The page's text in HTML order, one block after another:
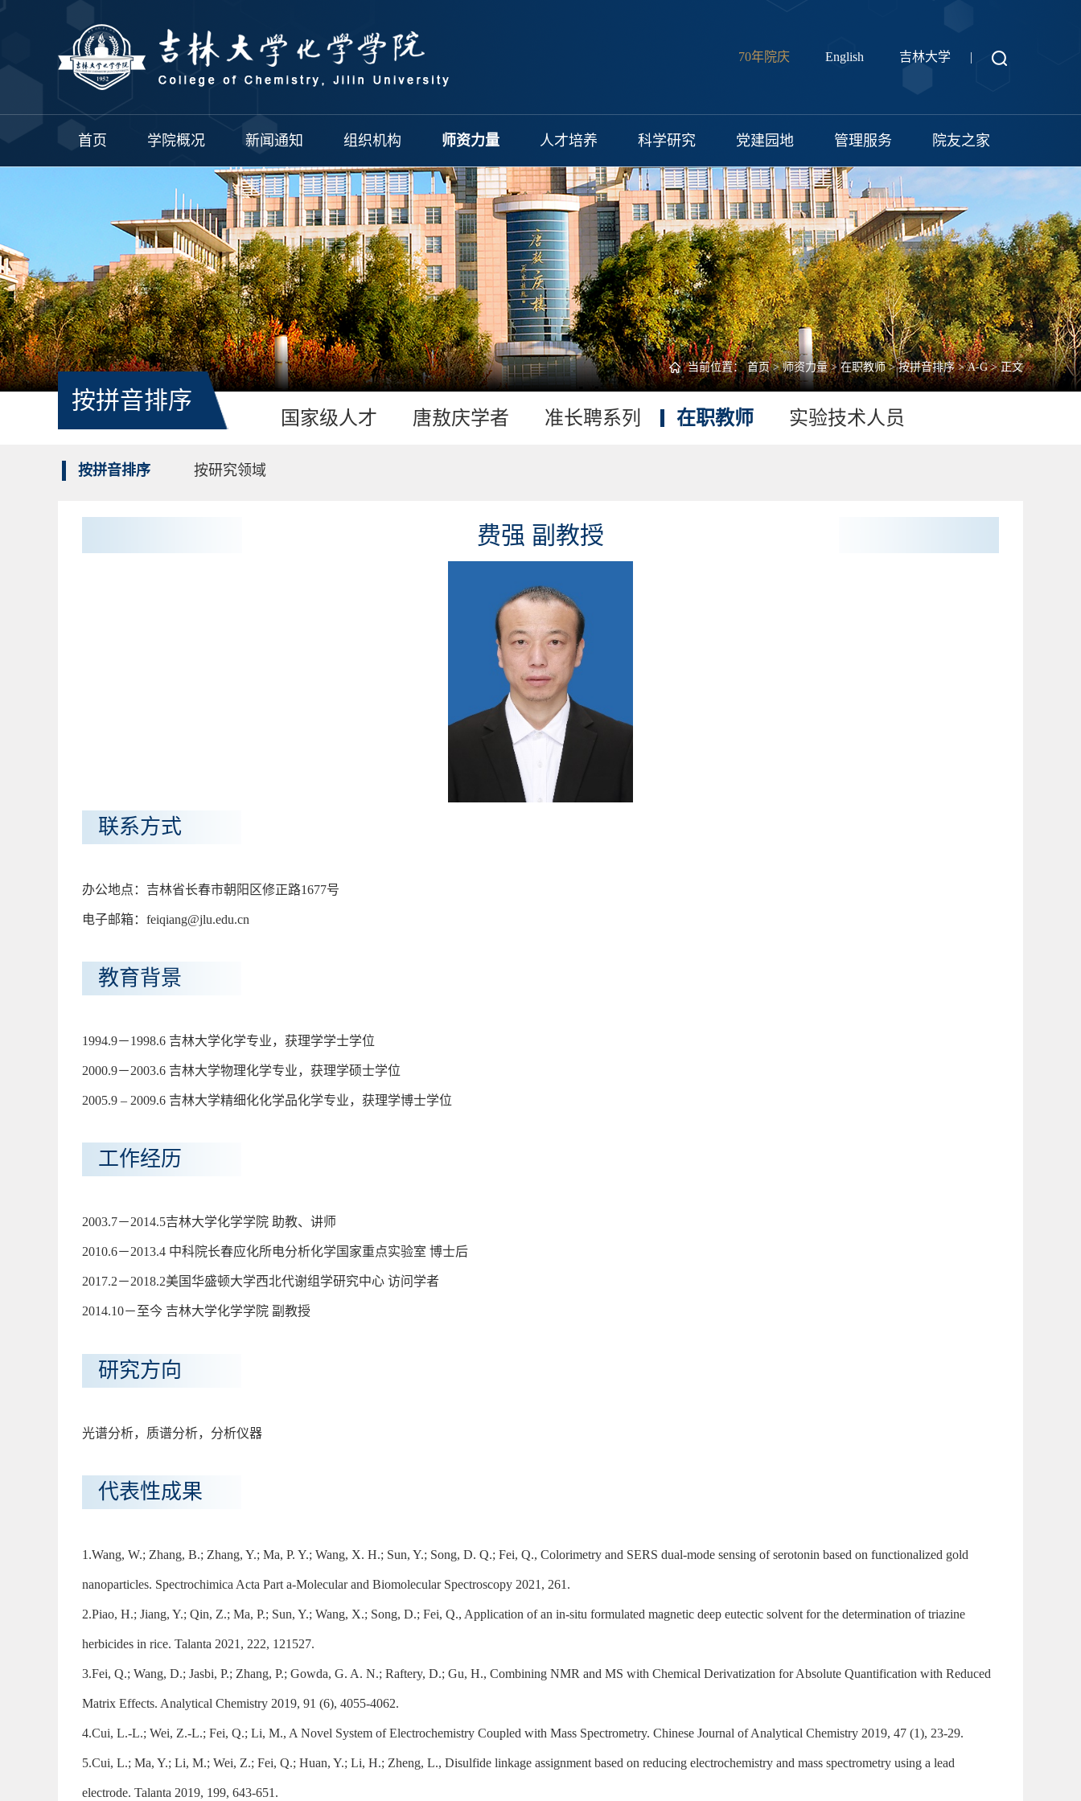
70年院庆 English 吉林大学 |
首页 学院概况 新闻通知 组织机构 师资力量 人才培养 科学研究 党建园地 管理服务 院友之家
当前位置：首页>师资力量>在职教师>按拼音排序>A-G> 正文
按拼音排序
国家级人才 唐敖庆学者 准长聘系列 在职教师
按拼音排序 按研究领域
实验技术人员
费强 副教授
联系方式
办公地点：吉林省长春市朝阳区修正路1677号
电子邮箱：feiqiang@jlu.edu.cn
教育背景
1994.9－1998.6 吉林大学化学专业，获理学学士学位
2000.9－2003.6 吉林大学物理化学专业，获理学硕士学位
2005.9 – 2009.6 吉林大学精细化化学品化学专业，获理学博士学位
工作经历
2003.7－2014.5吉林大学化学学院 助教、讲师
2010.6－2013.4 中科院长春应化所电分析化学国家重点实验室 博士后
2017.2－2018.2美国华盛顿大学西北代谢组学研究中心 访问学者
2014.10－至今 吉林大学化学学院 副教授
研究方向
光谱分析，质谱分析，分析仪器
代表性成果
1.Wang, W.; Zhang, B.; Zhang, Y.; Ma, P. Y.; Wang, X. H.; Sun, Y.; Song, D. Q.; Fei, Q., Colorimetry and SERS dual-mode sensing of serotonin based on functionalized gold
nanoparticles. Spectrochimica Acta Part a-Molecular and Biomolecular Spectroscopy 2021, 261.
2.Piao, H.; Jiang, Y.; Qin, Z.; Ma, P.; Sun, Y.; Wang, X.; Song, D.; Fei, Q., Application of an in-situ formulated magnetic deep eutectic solvent for the determination of triazine
herbicides in rice. Talanta 2021, 222, 121527.
3.Fei, Q.; Wang, D.; Jasbi, P.; Zhang, P.; Gowda, G. A. N.; Raftery, D.; Gu, H., Combining NMR and MS with Chemical Derivatization for Absolute Quantification with Reduced
Matrix Effects. Analytical Chemistry 2019, 91 (6), 4055-4062.
4.Cui, L.-L.; Wei, Z.-L.; Fei, Q.; Li, M., A Novel System of Electrochemistry Coupled with Mass Spectrometry. Chinese Journal of Analytical Chemistry 2019, 47 (1), 23-29.
5.Cui, L.; Ma, Y.; Li, M.; Wei, Z.; Fei, Q.; Huan, Y.; Li, H.; Zheng, L., Disulfide linkage assignment based on reducing electrochemistry and mass spectrometry using a lead
electrode. Talanta 2019, 199, 643-651.